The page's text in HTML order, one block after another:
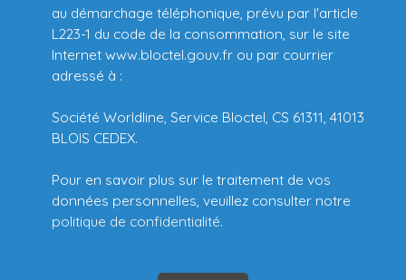
au démarchage téléphonique, prévu par l'article
L223-1 du code de la consommation, sur le site
Internet www.bloctel.gouv.fr ou par courrier
adressé à :
Société Worldline, Service Bloctel, CS 61311, 41013
BLOIS CEDEX.
Pour en savoir plus sur le traitement de vos
données personnelles, veuillez consulter notre
politique de confidentialité.